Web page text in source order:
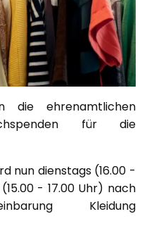
die ehrenamtlichen
für die
nun dienstags (16.00 -
- 17.00 Uhr) nach
Kleidung